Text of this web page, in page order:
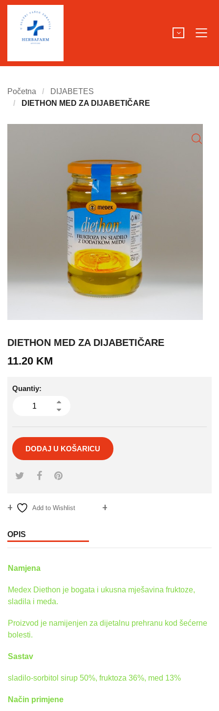
Početna
DIJABETES
DIETHON MED ZA DIJABETIČARE
DIETHON MED ZA DIJABETIČARE
11.20 KM
Quantiy:
DODAJ U KOŠARICU
Add to Wishlist
OPIS
Namjena
Medex Diethon je bogata i ukusna mješavina fruktoze,
sladila i meda.
Proizvod je namijenjen za dijetalnu prehranu kod šećerne
bolesti.
sladilo-sorbitol sirup 50%, fruktoza 36%, med 13%
Način primjene